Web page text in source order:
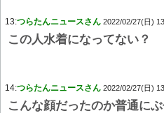
13:つらたんニュースさん 2022/02/27(日)
この人水着になってない？
14:つらたんニュースさん 2022/02/27(日)
こんな顔だったのか普通に